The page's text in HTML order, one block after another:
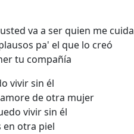
va a ser quien me cuida
pa' el que lo creó
tu compañía
vivir sin él
de otra mujer
vivir sin él
en otra piel